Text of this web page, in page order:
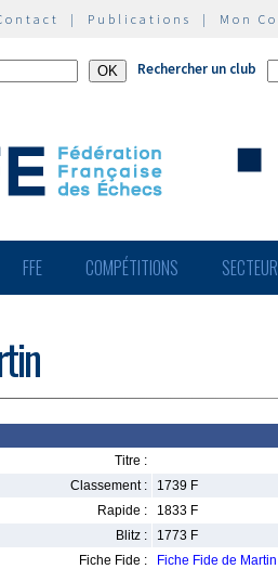
| Publications | Mon
Rechercher un club
FFE COMPÉTITIONS
Titre :
Classement :
1739 F
Rapide :
1833 F
Blitz :
1773 F
Fiche Fide :
Fiche Fide de